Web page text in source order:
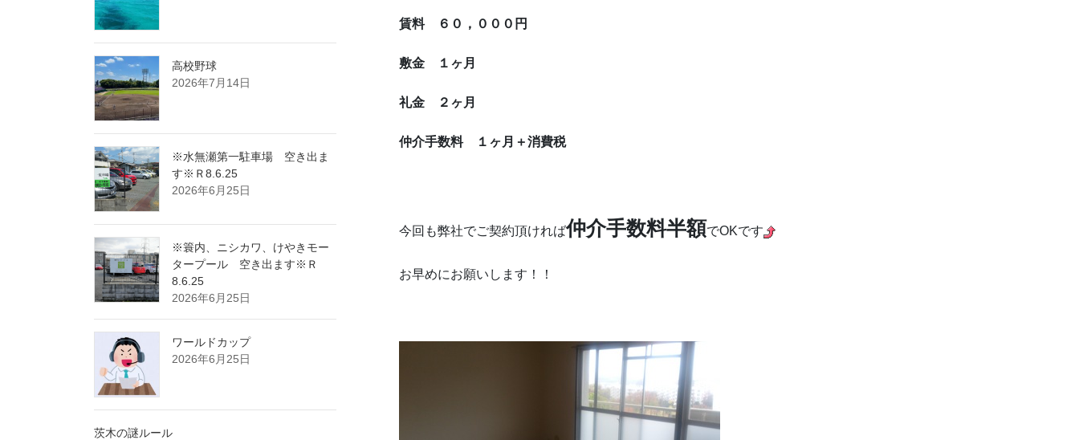
賃料 ６０，０００円
敷金 １ヶ月
礼金 ２ヶ月
仲介手数料 １ヶ月＋消費税
今回も弊社でご契約頂ければ仲介手数料半額でOKです
お早めにお願いします！！
高校野球
2026年7月14日
※水無瀬第一駐車場 空き出ま
す※Ｒ8.6.25
2026年6月25日
※簑内、ニシカワ、けやきモー
タープール 空き出ます※Ｒ
8.6.25
2026年6月25日
ワールドカップ
2026年6月25日
茨木の謎ルール